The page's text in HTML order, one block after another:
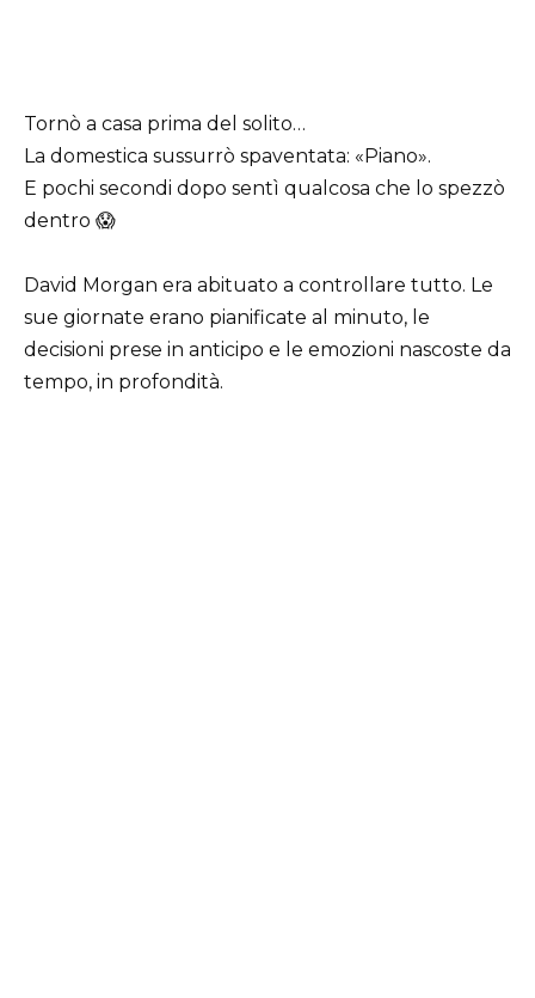
Tornò a casa prima del solito…
La domestica sussurrò spaventata: «Piano».
E pochi secondi dopo sentì qualcosa che lo spezzò
dentro 😱
David Morgan era abituato a controllare tutto. Le
sue giornate erano pianificate al minuto, le
decisioni prese in anticipo e le emozioni nascoste da
tempo, in profondità.